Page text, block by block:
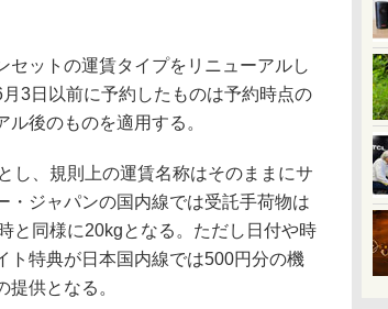
ットの運賃タイプをリニューアルし
3日以前に予約したものは予約時点の
後のものを適用する。
、規則上の運賃名称はそのままにサ
・ジャパンの国内線では受託手荷物は
と同様に20kgとなる。ただし日付や時
ト特典が日本国内線では500円分の機
供となる。